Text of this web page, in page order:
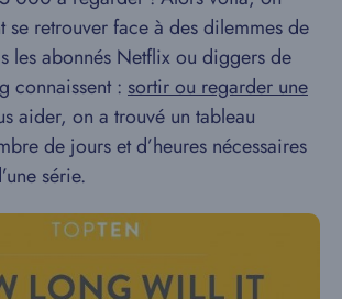
se retrouver face à des dilemmes de
les abonnés Netflix ou diggers de
connaissent : sortir ou regarder une
aider, on a trouvé un tableau
de jours et d’heures nécessaires
série.